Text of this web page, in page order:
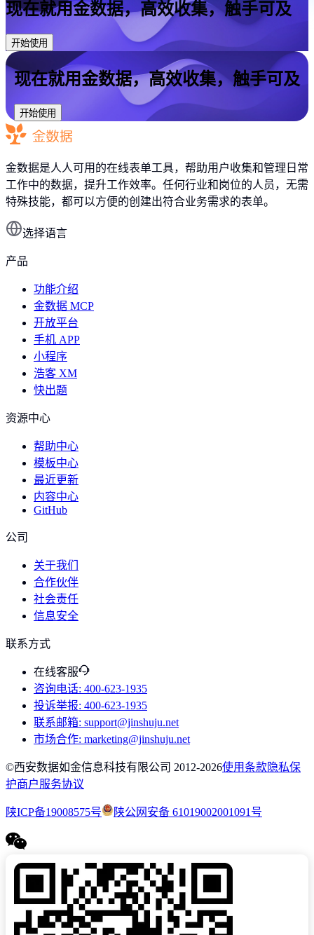
现在就用金数据，高效收集，触手可及
开始使用
现在就用金数据，高效收集，触手可及
开始使用
金数据是人人可用的在线表单工具，帮助用户收集和管理日常
工作中的数据，提升工作效率。任何行业和岗位的人员，无需
特殊技能，都可以方便的创建出符合业务需求的表单。
选择语言
产品
功能介绍
金数据 MCP
开放平台
手机 APP
小程序
浩客 XM
快出题
资源中心
帮助中心
模板中心
最近更新
内容中心
GitHub
公司
关于我们
合作伙伴
社会责任
信息安全
联系方式
在线客服
咨询电话: 400-623-1935
投诉举报: 400-623-1935
联系邮箱: support@jinshuju.net
市场合作: marketing@jinshuju.net
©西安数据如金信息科技有限公司 2012-2026使用条款隐私保
护商户服务协议
陕ICP备19008575号 陕公网安备 61019002001091号